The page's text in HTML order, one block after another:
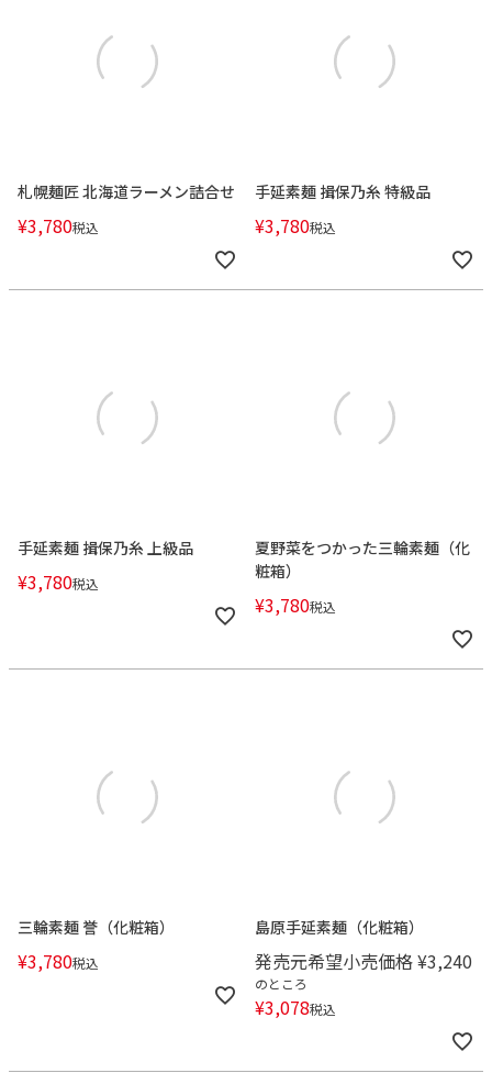
札幌麺匠 北海道ラーメン詰合せ
¥3,780税込
手延素麺 揖保乃糸 特級品
¥3,780税込
手延素麺 揖保乃糸 上級品
¥3,780税込
夏野菜をつかった三輪素麺（化
粧箱）
¥3,780税込
三輪素麺 誉（化粧箱）
¥3,780税込
島原手延素麺（化粧箱）
発売元希望小売価格¥3,240
のところ
¥3,078税込